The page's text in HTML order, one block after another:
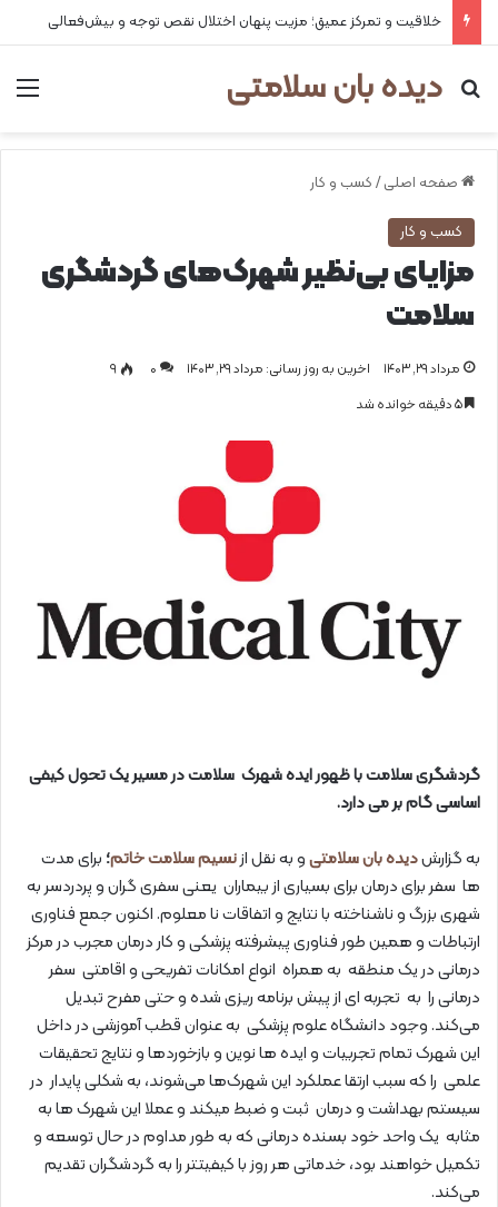
۲ علت شایع‌ کم‌شنوایی
دیده بان سلامتی
جستجو برای
صفحه اصلی / کسب و کار
کسب و کار
مزایای بی‌‌نظیر شهرک‌‌های گردشگری
سلامت
مرداد ۲۹, ۱۴۰۳ اخرین به روز رسانی: مرداد ۲۹, ۱۴۰۳ 0
۹
گردشگری سلامت با ظهور ایده شهرک سلامت در مسیر یک تحول کیفی
اساسی گام بر می دارد.
به گزارشدیده بان سلامتیو به نقل ازنسیم سلامت خاتم؛ برای مدت
ها سفر برای درمان برای بسیاری از بیماران یعنی سفری گران و پردردسر به
شهری بزرگ و ناشناخته با نتایج و اتفاقات نا معلوم. اکنون جمع فناوری
ارتباطات و همین طور فناوری پیشرفته پزشکی و کار درمان مجرب در مرکز
درمانی در یک منطقه به همراه انواع امکانات تفریحی و اقامتی سفر
درمانی را به تجربه ای از پیش برنامه ریزی شده و حتی مفرح تبدیل
می‌کند. وجود دانشگاه علوم پزشکی به عنوان قطب آموزشی در داخل
این شهرک تمام تجربیات و ایده ها نوین و بازخوردها و نتایج تحقیقات
علمی را که سبب ارتقا عملکرد این شهرک‌ها می‌شوند، به شکلی پایدار در
سیستم بهداشت و درمان ثبت و ضبط میکند و عملا این شهرک ها به
مثابه یک واحد خود بسنده درمانی که به طور مداوم در حال توسعه و
تکمیل خواهند بود، خدماتی هر روز با کیفیتتر را به گردشگران تقدیم
می‌کند.